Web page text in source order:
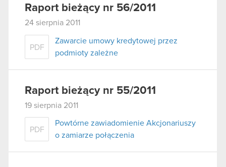
Raport bieżący nr 56/2011
24 sierpnia 2011
PDF
Zawarcie umowy kredytowej przez
podmioty zależne
Raport bieżący nr 55/2011
19 sierpnia 2011
PDF
Powtórne zawiadomienie Akcjonariuszy
o zamiarze połączenia